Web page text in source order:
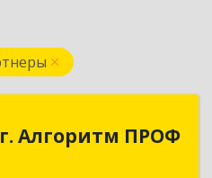
Алгоритм ПРОФ
Алгоритм ПРОФ
Артинский р-н, Арти